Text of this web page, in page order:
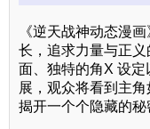
《逆天战神动态漫
长，追求力量与正
面、独特的角X 设
展，观众将看到主
揭开一个个隐藏的秘